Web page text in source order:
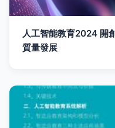
人工智能教育2024 開
質量發展